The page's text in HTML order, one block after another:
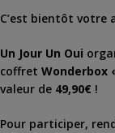
C’est bientôt votre
Un Jour Un Oui
coffret Wonderbox
valeur de 49,90€ !
Pour participer,